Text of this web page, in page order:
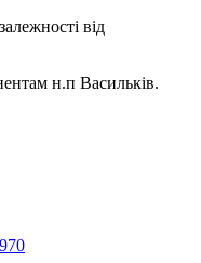
від
н.п Васильків.